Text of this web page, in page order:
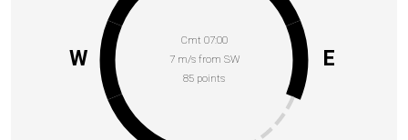
Cmt 07:00
7 m/s from SW
85 points
E
W